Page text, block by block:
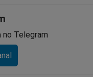
no Telegram